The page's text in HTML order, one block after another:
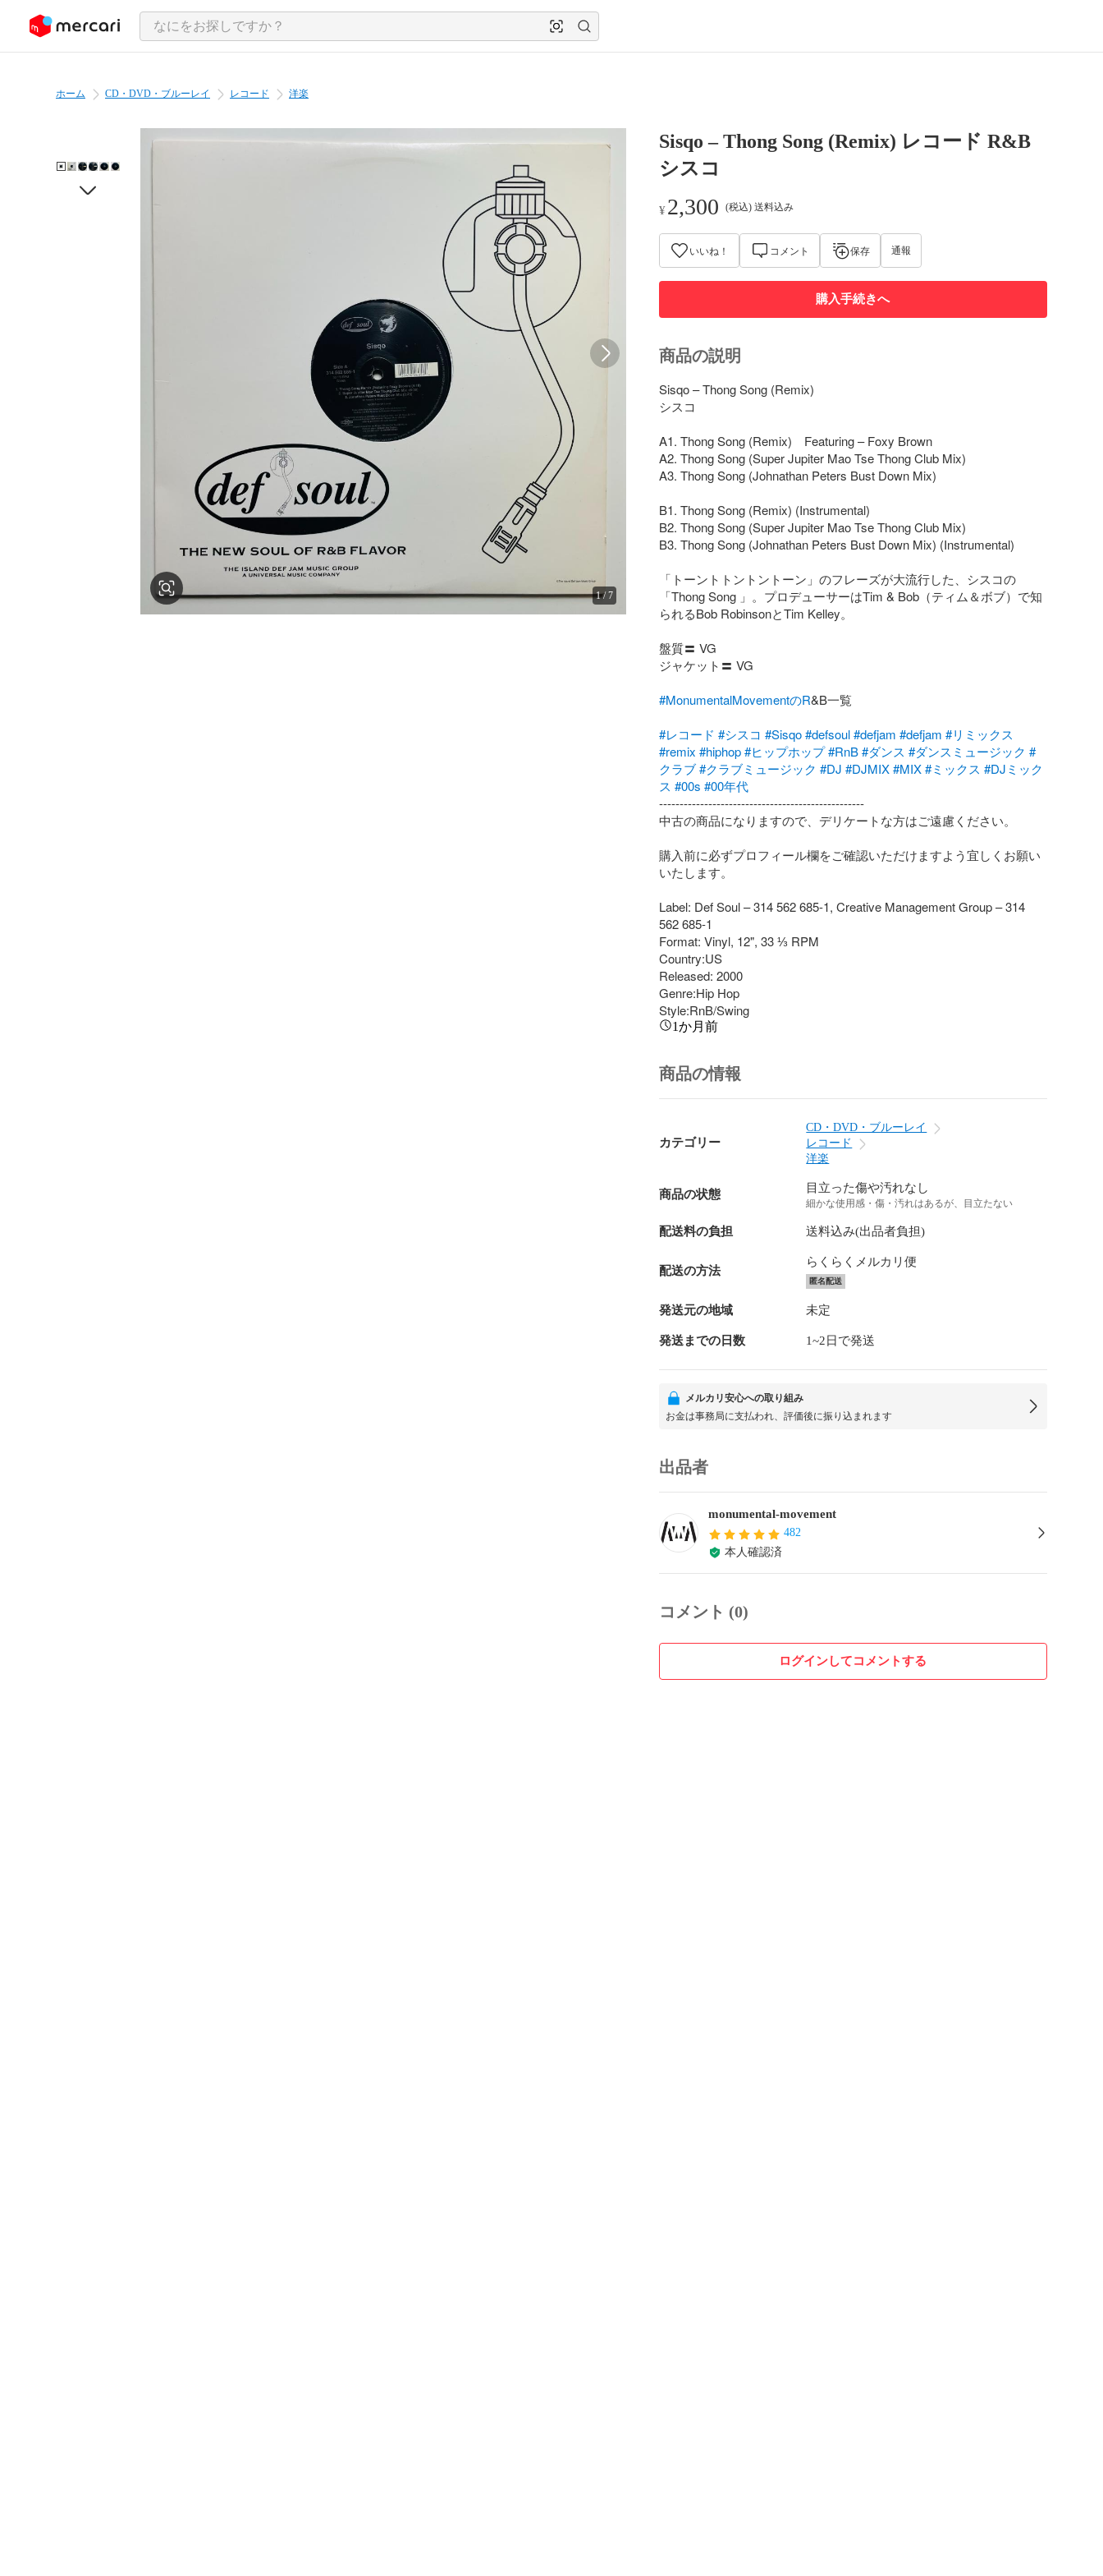
ツにスキップ
ホーム CD・DVD・ブルーレイ レコード 洋楽
1/7
Sisqo – Thong Song (Remix) レコード R&B
シスコ
¥ 2,300 (税込) 送料込み
いいね！ コメント 保存 通報
購入手続きへ
商品の説明
Sisqo – Thong Song (Remix)
シスコ
A1. Thong Song (Remix)　Featuring – Foxy Brown
A2. Thong Song (Super Jupiter Mao Tse Thong Club Mix)
A3. Thong Song (Johnathan Peters Bust Down Mix)
B1. Thong Song (Remix) (Instrumental)
B2. Thong Song (Super Jupiter Mao Tse Thong Club Mix)
B3. Thong Song (Johnathan Peters Bust Down Mix) (Instrumental)
「トーントトントントーン」のフレーズが大流行した、シスコの
「Thong Song 」。プロデューサーはTim & Bob（ティム＆ボブ）で知
られるBob RobinsonとTim Kelley。
盤質〓 VG
ジャケット〓 VG
#MonumentalMovementのR&B一覧
#レコード #シスコ #Sisqo #defsoul #defjam #defjam #リミックス
#remix #hiphop #ヒップホップ #RnB #ダンス #ダンスミュージック #
クラブ #クラブミュージック #DJ #DJMIX #MIX #ミックス #DJミック
ス #00s #00年代
--------------------------------------------------
中古の商品になりますので、デリケートな方はご遠慮ください。
購入前に必ずプロフィール欄をご確認いただけますよう宜しくお願い
いたします。
Label: Def Soul – 314 562 685-1, Creative Management Group – 314
562 685-1
Format: Vinyl, 12", 33 ⅓ RPM
Country:US
Released: 2000
Genre:Hip Hop
Style:RnB/Swing
1か月前
商品の情報
カテゴリー
CD・DVD・ブルーレイ
レコード
洋楽
商品の状態 目立った傷や汚れなし
細かな使用感・傷・汚れはあるが、目立たない
配送料の負担 送料込み(出品者負担)
配送の方法
らくらくメルカリ便
匿名配送
発送元の地域 未定
発送までの日数 1~2日で発送
メルカリ安心への取り組み
お金は事務局に支払われ、評価後に振り込まれます
出品者
monumental-movement
482
本人確認済
コメント (0)
ログインしてコメントする